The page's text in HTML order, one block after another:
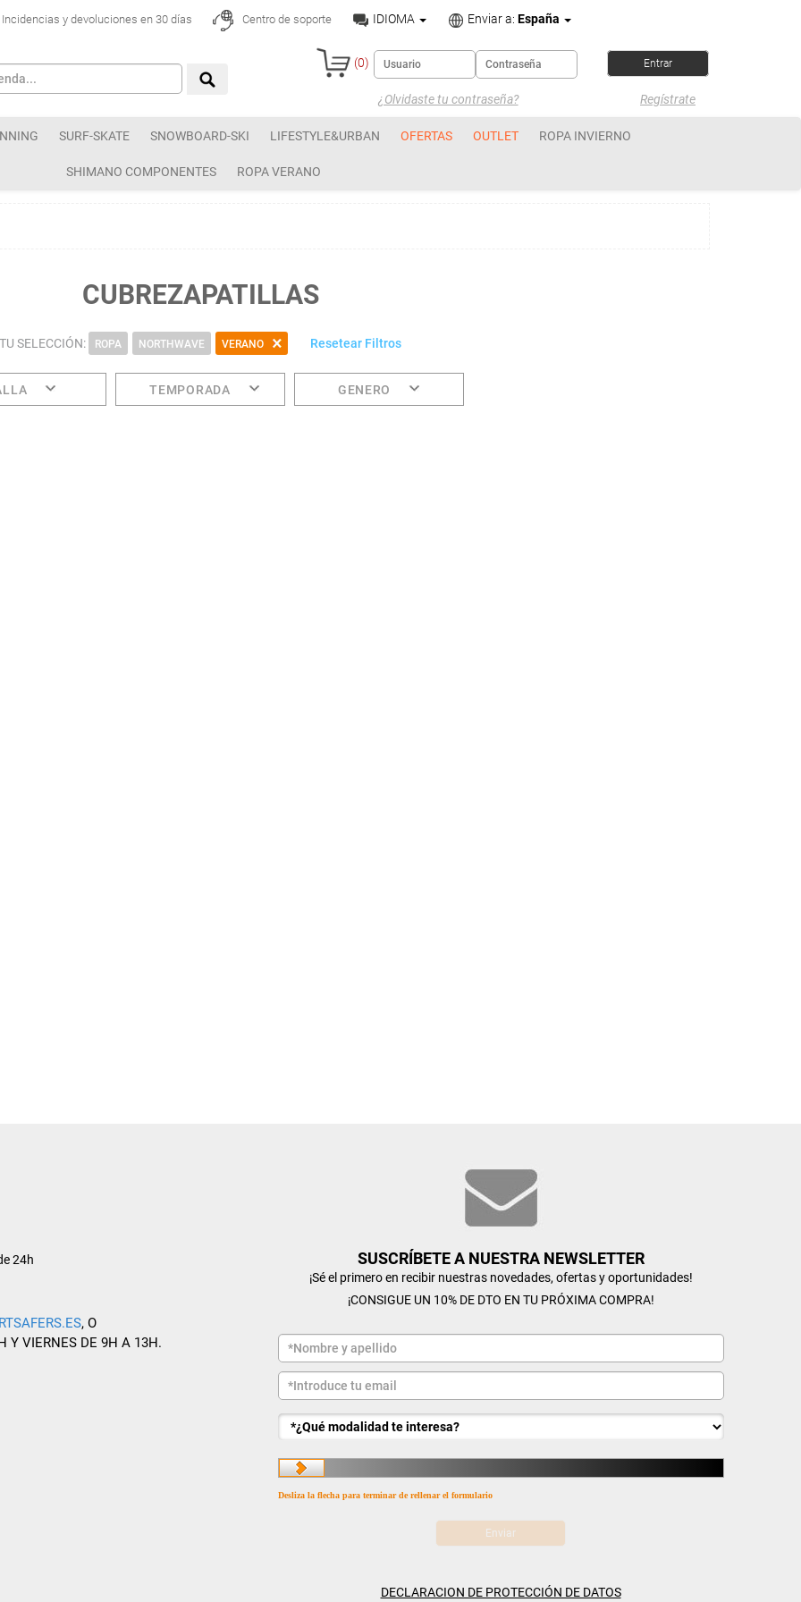
Incidencias y devoluciones en 30 días Centro de soporte IDIOMA Enviar a: España
(0)
¿Olvidaste tu contraseña? Regístrate
SURF-SKATE SNOWBOARD-SKI LIFESTYLE&URBAN OFERTAS OUTLET ROPA INVIERNO
SHIMANO COMPONENTES ROPA VERANO
CUBREZAPATILLAS
TU SELECCIÓN: ROPA NORTHWAVE VERANO Resetear Filtros
TEMPORADA GENERO
24h
, O
Y VIERNES DE 9H A 13H.
SUSCRÍBETE A NUESTRA NEWSLETTER
¡Sé el primero en recibir nuestras novedades, ofertas y oportunidades!
¡CONSIGUE UN 10% DE DTO EN TU PRÓXIMA COMPRA!
Desliza la flecha para terminar de rellenar el formulario
DECLARACION DE PROTECCIÓN DE DATOS